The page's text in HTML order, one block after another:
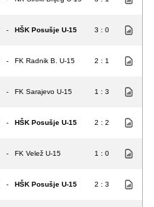
- HŠK Posušje U-15 3 : 0
- FK Radnik B. U-15 2 : 1
- FK Sarajevo U-15 1 : 3
- HŠK Posušje U-15 2 : 2
- FK Velež U-15 1 : 0
- HŠK Posušje U-15 2 : 3